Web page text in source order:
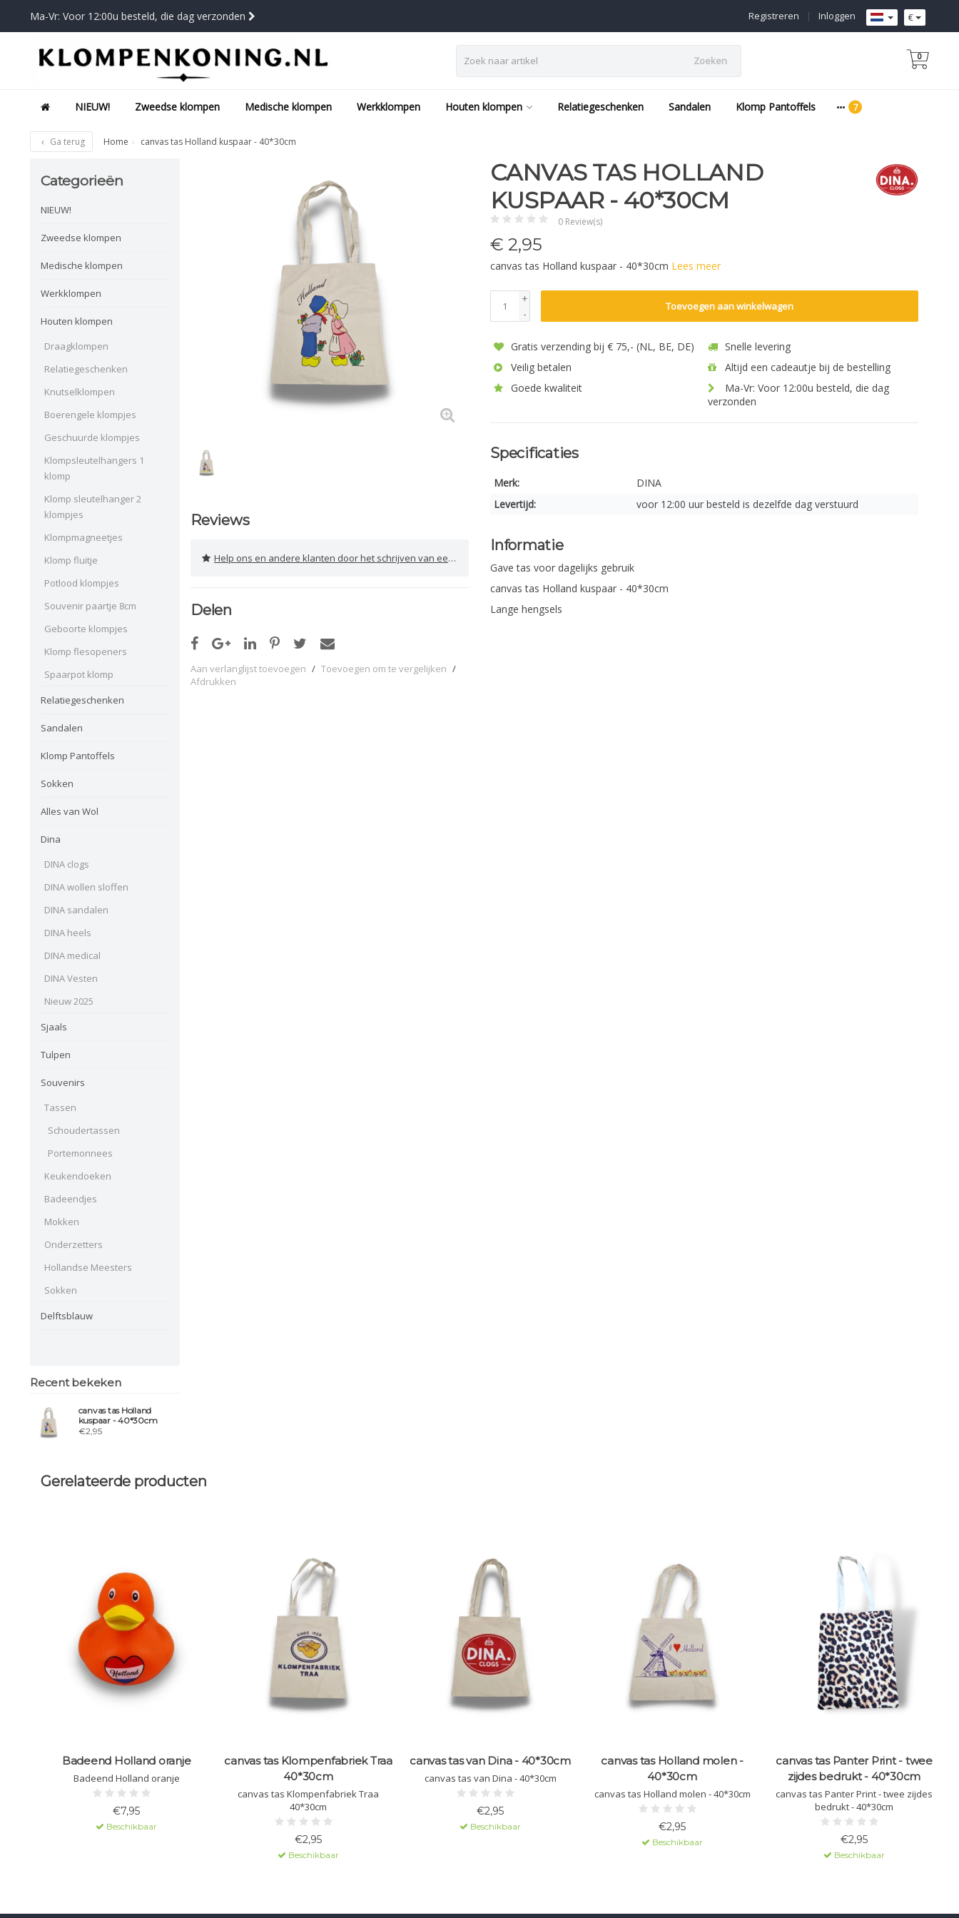
Ma-Vr: Voor 12:00u besteld, die dag verzonden €
Inloggen
|
Registreren
Zoeken 0
NIEUW! Zweedse klompen Medische klompen Werkklompen Houten klompen Relatiegeschenken Sandalen Klomp Pantoffels
Ga terug Home canvas tas Holland kuspaar - 40*30cm
Categorieën
NIEUW!
Zweedse klompen
Medische klompen
Werkklompen
Houten klompen
Draagklompen
Relatiegeschenken
Knutselklompen
Boerengele klompjes
Geschuurde klompjes
Klompsleutelhangers 1
klomp
Klomp sleutelhanger 2
klompjes
Klompmagneetjes
Klomp fluitje
Potlood klompjes
Souvenir paartje 8cm
Geboorte klompjes
Klomp flesopeners
Spaarpot klomp
Relatiegeschenken
Sandalen
Klomp Pantoffels
Sokken
Alles van Wol
Dina
DINA clogs
DINA wollen sloffen
DINA sandalen
DINA heels
DINA medical
DINA Vesten
Nieuw 2025
Sjaals
Tulpen
Souvenirs
Tassen
Schoudertassen
Portemonnees
Keukendoeken
Badeendjes
Mokken
Onderzetters
Hollandse Meesters
Sokken
Delftsblauw
Recent bekeken
canvas tas Holland
kuspaar - 40*30cm
€2,95
Reviews
Help ons en andere klanten door het schrijven van een review
Delen
Aan verlanglijst toevoegen / Toevoegen om te vergelijken /
Afdrukken
CANVAS TAS HOLLAND
KUSPAAR - 40*30CM
0 Review(s)
€ 2,95
canvas tas Holland kuspaar - 40*30cm Lees meer
+
-
Toevoegen aan winkelwagen
Gratis verzending bij € 75,- (NL, BE, DE)
Snelle levering
Veilig betalen
Altijd een cadeautje bij de bestelling
Goede kwaliteit
Ma-Vr: Voor 12:00u besteld, die dag
verzonden
Specificaties
Merk:
DINA
Levertijd:
voor 12:00 uur besteld is dezelfde dag verstuurd
Informatie
Gave tas voor dagelijks gebruik
canvas tas Holland kuspaar - 40*30cm
Lange hengsels
Gerelateerde producten
Badeend Holland oranje
Badeend Holland oranje
€7,95
Beschikbaar
canvas tas Klompenfabriek Traa
40*30cm
canvas tas Klompenfabriek Traa
40*30cm
€2,95
Beschikbaar
canvas tas van Dina - 40*30cm
canvas tas van Dina - 40*30cm
€2,95
Beschikbaar
canvas tas Holland molen -
40*30cm
canvas tas Holland molen - 40*30cm
€2,95
Beschikbaar
canvas tas Panter Print - twee
zijdes bedrukt - 40*30cm
canvas tas Panter Print - twee zijdes
bedrukt - 40*30cm
€2,95
Beschikbaar